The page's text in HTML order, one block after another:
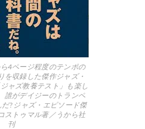
4ページ程度のテンポの
を収録した傑作ジャズ・
ャズ教養テスト」も楽し
誰がデイジーのトランペ
? ジャズ・エピソード傑
ストゥマル著／うから社
刊